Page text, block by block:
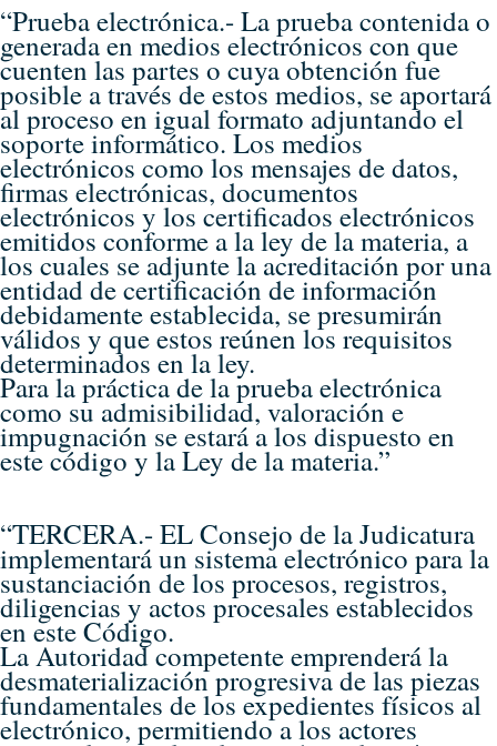
“Prueba electrónica.- La prueba contenida o
generada en medios electrónicos con que
cuenten las partes o cuya obtención fue
posible a través de estos medios, se aportará
al proceso en igual formato adjuntando el
soporte informático. Los medios
electrónicos como los mensajes de datos,
firmas electrónicas, documentos
electrónicos y los certificados electrónicos
emitidos conforme a la ley de la materia, a
los cuales se adjunte la acreditación por una
entidad de certificación de información
debidamente establecida, se presumirán
válidos y que estos reúnen los requisitos
determinados en la ley.
Para la práctica de la prueba electrónica
como su admisibilidad, valoración e
impugnación se estará a los dispuesto en
este código y la Ley de la materia.”
“TERCERA.- EL Consejo de la Judicatura
implementará un sistema electrónico para la
sustanciación de los procesos, registros,
diligencias y actos procesales establecidos
en este Código.
La Autoridad competente emprenderá la
desmaterialización progresiva de las piezas
fundamentales de los expedientes físicos al
electrónico, permitiendo a los actores